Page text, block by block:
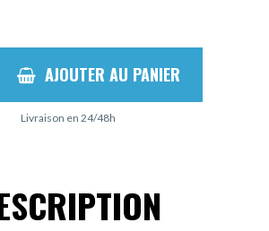
AJOUTER AU PANIER
Livraison en 24/48h